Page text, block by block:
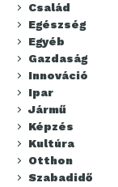
Család
Egészség
Egyéb
Gazdaság
Innováció
Ipar
Jármű
Képzés
Kultúra
Otthon
Szabadidő